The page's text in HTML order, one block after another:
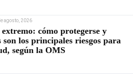
agosto, 2026
cómo protegerse y
son los principales riesgos para
según la OMS